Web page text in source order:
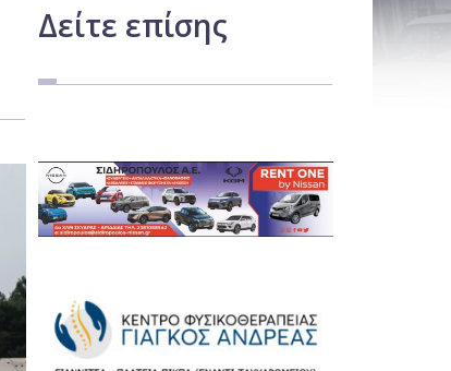
Δείτε επίσης
Επιστήμη
Περιβάλλον
Κόσμος
Τοπικά
Πολιτική